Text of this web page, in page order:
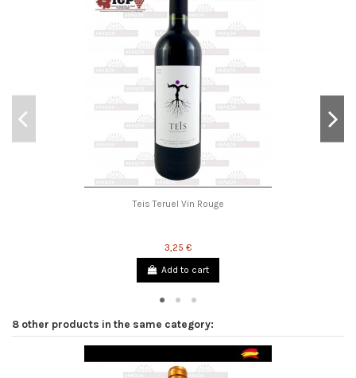
Teis Teruel Vin Rouge
3,25 €
Add to cart
8 other products in the same category: